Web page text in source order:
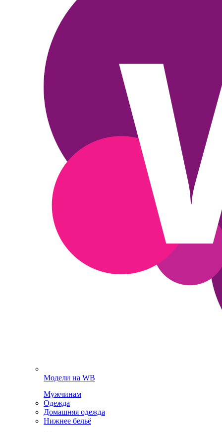
Модели на WB
Мужчинам
Одежда
Домашняя одежда
Нижнее бельё